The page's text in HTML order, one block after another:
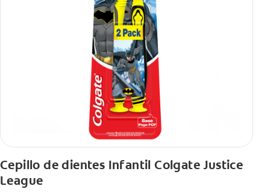
Cepillo de dientes Infantil Colgate Justice
League